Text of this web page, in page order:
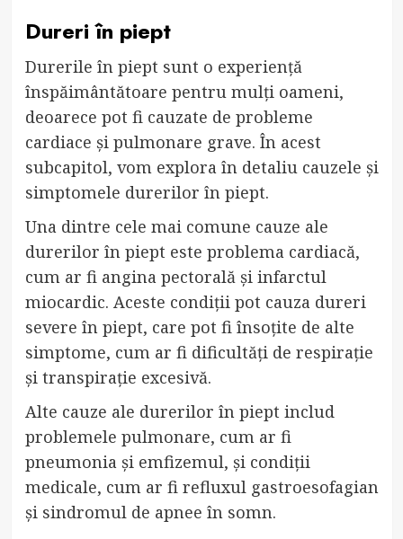
Dureri în piept
Durerile în piept sunt o experiență
înspăimântătoare pentru mulți oameni,
deoarece pot fi cauzate de probleme
cardiace și pulmonare grave. În acest
subcapitol, vom explora în detaliu cauzele și
simptomele durerilor în piept.
Una dintre cele mai comune cauze ale
durerilor în piept este problema cardiacă,
cum ar fi angina pectorală și infarctul
miocardic. Aceste condiții pot cauza dureri
severe în piept, care pot fi însoțite de alte
simptome, cum ar fi dificultăți de respirație
și transpirație excesivă.
Alte cauze ale durerilor în piept includ
problemele pulmonare, cum ar fi
pneumonia și emfizemul, și condiții
medicale, cum ar fi refluxul gastroesofagian
și sindromul de apnee în somn.